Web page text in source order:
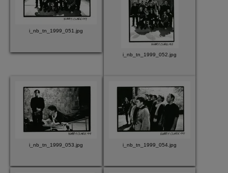
i_nb_tn_1999_051.jpg
i_nb_tn_1999_052.jpg
i_nb_tn_1999_053.jpg i_nb_tn_1999_054.jpg